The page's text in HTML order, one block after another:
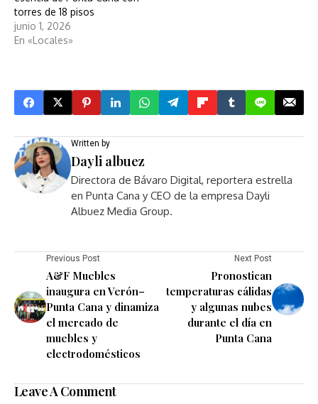
torres de 18 pisos
junio 1, 2026
En «Locales»
Written by
Dayli albuez
Directora de Bávaro Digital, reportera estrella
en Punta Cana y CEO de la empresa Dayli
Albuez Media Group.
Previous Post
A&F Muebles
inaugura en Verón–
Punta Cana y dinamiza
el mercado de
muebles y
electrodomésticos
Next Post
Pronostican
temperaturas cálidas
y algunas nubes
durante el día en
Punta Cana
Leave A Comment